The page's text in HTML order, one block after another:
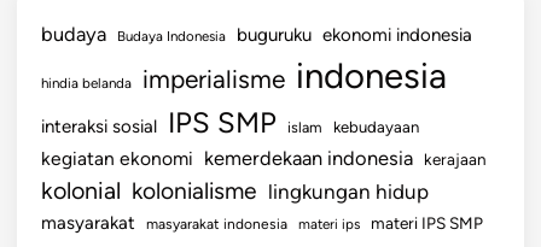
d
n
K
e
s
budaya Budaya Indonesia buguruku ekonomi indonesia
hindia belanda imperialisme indonesia
interaksi sosial IPS SMP islam kebudayaan
kegiatan ekonomi kemerdekaan indonesia kerajaan
kolonial kolonialisme lingkungan hidup
masyarakat masyarakat indonesia materi ips materi IPS SMP